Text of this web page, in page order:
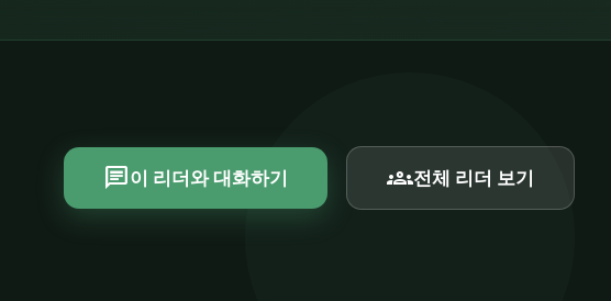
chat이 리더와 대화하기 groups전체 리더 보기